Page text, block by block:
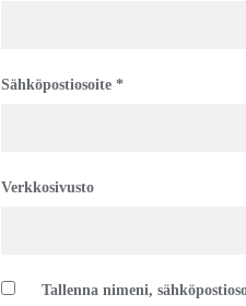
Sähköpostiosoite *
Verkkosivusto
Tallenna nimeni,